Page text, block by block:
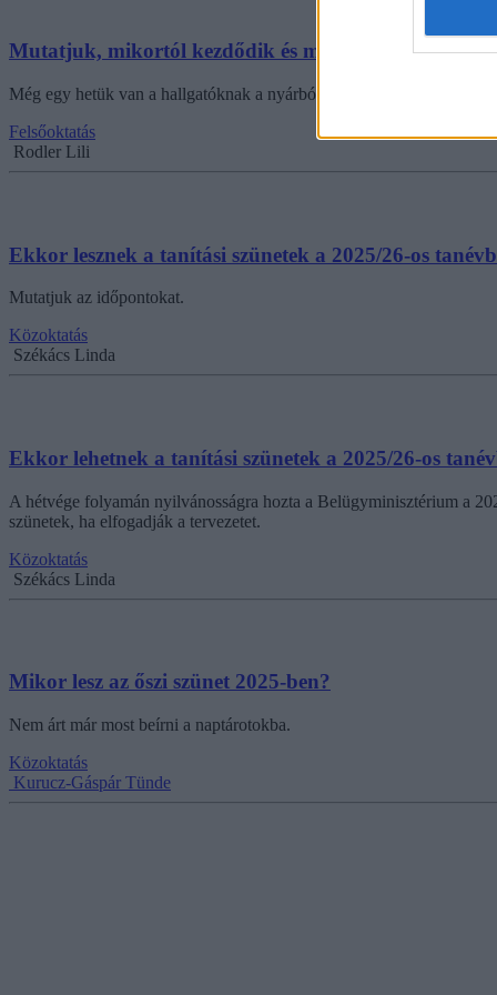
Mutatjuk, mikortól kezdődik és meddig tart a
Még egy hetük van a hallgatóknak a nyárból.
Felsőoktatás
Rodler Lili
Ekkor lesznek a tanítási szünetek a 2025/26-os
Mutatjuk az időpontokat.
Közoktatás
Székács Linda
Ekkor lehetnek a tanítási szünetek a 2025/26-os
A hétvége folyamán nyilvánosságra hozta a Belügyminisztérium a
szünetek, ha elfogadják a tervezetet.
Közoktatás
Székács Linda
Mikor lesz az őszi szünet 2025-ben?
Nem árt már most beírni a naptárotokba.
Közoktatás
Kurucz-Gáspár Tünde